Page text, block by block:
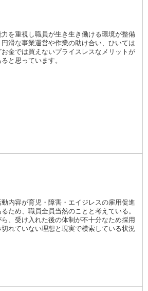
力を重視し職員が生き生き働ける環境が整備
滑な事業運営や作業の助け合い、ひいては
金では買えないプライスレスなメリットが
と思っています。
内容が育児・障害・エイジレスの雇用促進
ため、職員全員当然のことと考えている。
ら、受け入れた後の体制が不十分なため採用
れていない理想と現実で模索している状況